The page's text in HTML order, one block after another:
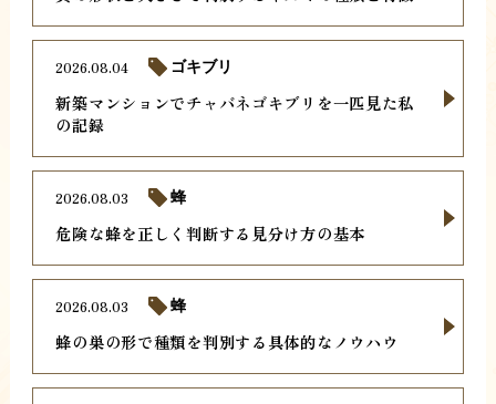
新築マンションでチャバネゴキブリを一匹見た私
の記録
2026.08.04 ゴキブリ
危険な蜂を正しく判断する見分け方の基本
2026.08.03 蜂
蜂の巣の形で種類を判別する具体的なノウハウ
2026.08.03 蜂